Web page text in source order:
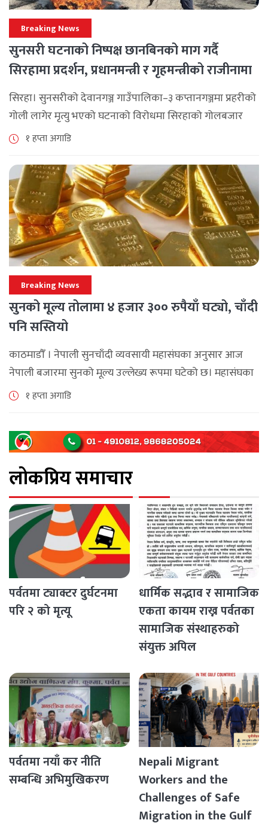
Breaking News
सुनसरी घटनाको निष्पक्ष छानबिनको माग गर्दै
सिरहामा प्रदर्शन, प्रधानमन्त्री र गृहमन्त्रीको राजीनामा
माग
सिरहा। सुनसरीको देवानगञ्ज गाउँपालिका–३ कप्तानगञ्जमा प्रहरीको
गोली लागेर मृत्यु भएको घटनाको विरोधमा सिरहाको गोलबजार
नगरपालिका–८ पुरानो चोक चोहर्वामा स्थानीयले प्रदर्शन गरेका
पश्चिम राजमार्ग अवरुद्ध [...]
१ हप्ता अगाडि
Breaking News
सुनको मूल्य तोलामा ४ हजार ३०० रुपैयाँ घट्यो, चाँदी
पनि सस्तियो
काठमाडौँ । नेपाली सुनचाँदी व्यवसायी महासंघका अनुसार आज
नेपाली बजारमा सुनको मूल्य उल्लेख्य रूपमा घटेको छ। महासंघका
अनुसार छापावाल सुनको मूल्य आज प्रतितोला दुई लाख ८४ हजार
१ हप्ता अगाडि
लोकप्रिय समाचार
पर्वतमा ट्याक्टर दुर्घटनमा
परि २ को मृत्यू
धार्मिक सद्भाव र सामाजिक
एकता कायम राख्न पर्वतका
सामाजिक संस्थाहरुको
संयुक्त अपिल
पर्वतमा नयाँ कर नीति
सम्बन्धि अभिमुखिकरण
Nepali Migrant
Workers and the
Challenges of Safe
Migration in the Gulf